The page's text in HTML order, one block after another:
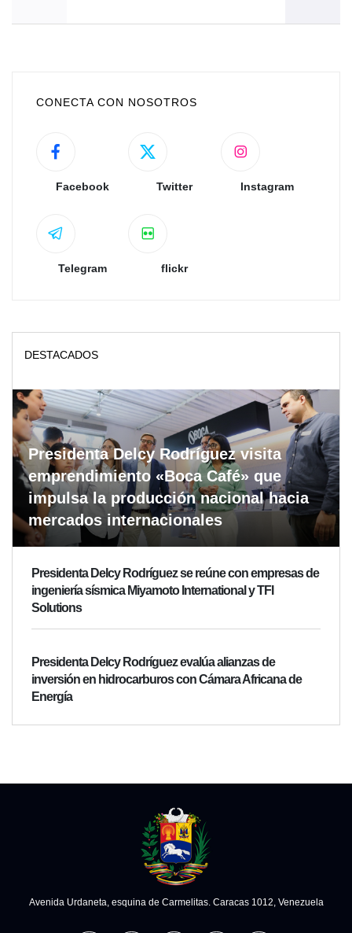
CONECTA CON NOSOTROS
Facebook Twitter Instagram
Telegram flickr
DESTACADOS
Presidenta Delcy Rodríguez visita
emprendimiento «Boca Café» que
impulsa la producción nacional hacia
mercados internacionales
Presidenta Delcy Rodríguez se reúne con empresas de
ingeniería sísmica Miyamoto International y TFI
Solutions
Presidenta Delcy Rodríguez evalúa alianzas de
inversión en hidrocarburos con Cámara Africana de
Energía
Avenida Urdaneta, esquina de Carmelitas. Caracas 1012, Venezuela